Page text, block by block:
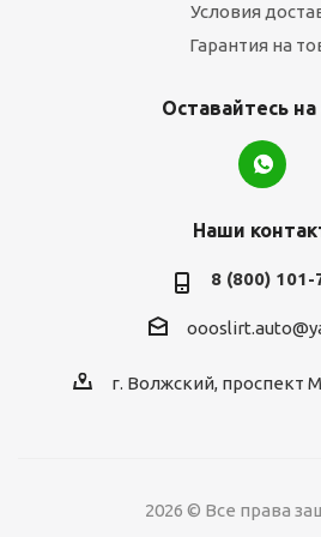
Условия
Гарантия на
Оставайтесь на
Наши
8 (800) 101-
г. Волжский, проспект
2026 © Все права